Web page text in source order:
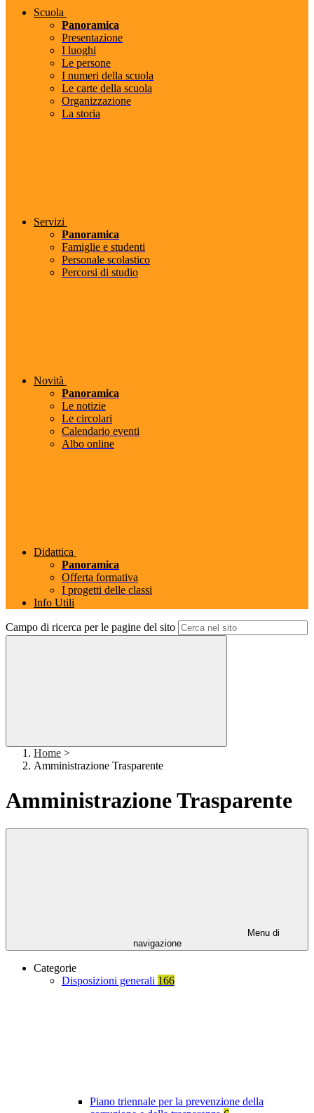
Scuola
Panoramica
Presentazione
I luoghi
Le persone
I numeri della scuola
Le carte della scuola
Organizzazione
La storia
Servizi
Panoramica
Famiglie e studenti
Personale scolastico
Percorsi di studio
Novità
Panoramica
Le notizie
Le circolari
Calendario eventi
Albo online
Didattica
Panoramica
Offerta formativa
I progetti delle classi
Info Utili
Campo di ricerca per le pagine del sito
Home >
Amministrazione Trasparente
Amministrazione Trasparente
Menu di
navigazione
Categorie
Disposizioni generali 166
Piano triennale per la prevenzione della